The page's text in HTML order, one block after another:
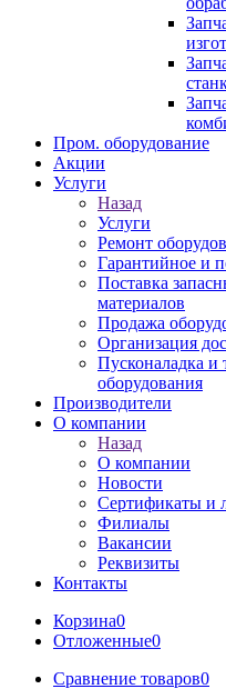
Пром. оборудование
Акции
Услуги
Назад
Услуги
Ремонт
Гарантийное и
Поставка
материалов
Продажа
Организация
Пусконаладка и
оборудования
Производители
О компании
Назад
О компании
Новости
Сертификаты и
Филиалы
Вакансии
Реквизиты
Контакты
Корзина0
Отложенные0
Сравнение товаров0